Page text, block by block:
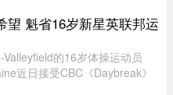
望 魁省16岁新星英联邦运
的16岁体操运动员
近日接受CBC《Daybreak》